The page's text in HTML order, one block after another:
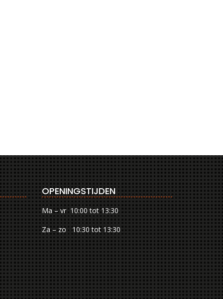
OPENINGSTIJDEN
Ma – vr 10:00 tot 13:30
Za – zo 10:30 tot 13:30